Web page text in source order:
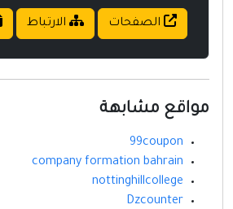
الصفحات الارتباط
مواقع مشابهة
99coupon
company formation bahrain
nottinghillcollege
Dzcounter